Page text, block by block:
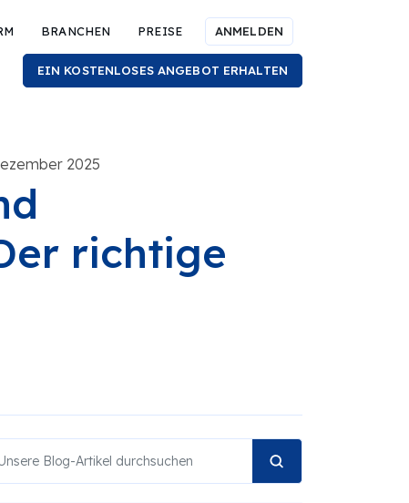
BRANCHEN PREISE ANMELDEN
EIN KOSTENLOSES ANGEBOT ERHALTEN
2025
richtige